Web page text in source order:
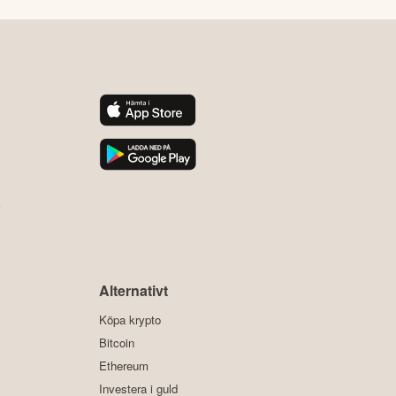
Alternativt
Köpa krypto
Bitcoin
Ethereum
Investera i guld